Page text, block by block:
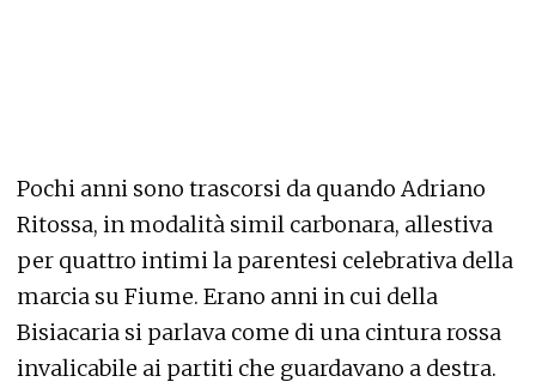
Pochi anni sono trascorsi da quando Adriano
Ritossa, in modalità simil carbonara, allestiva
per quattro intimi la parentesi celebrativa della
marcia su Fiume. Erano anni in cui della
Bisiacaria si parlava come di una cintura rossa
invalicabile ai partiti che guardavano a destra.